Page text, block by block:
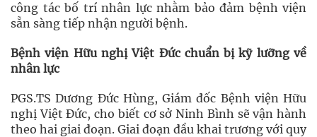
công tác bố trí nhân lực nhằm bảo đảm bệnh viện
sẵn sàng tiếp nhận người bệnh.
Bệnh viện Hữu nghị Việt Đức chuẩn bị kỹ lưỡng về
nhân lực
PGS.TS Dương Đức Hùng, Giám đốc Bệnh viện Hữu
nghị Việt Đức, cho biết cơ sở Ninh Bình sẽ vận hành
theo hai giai đoạn. Giai đoạn đầu khai trương với quy